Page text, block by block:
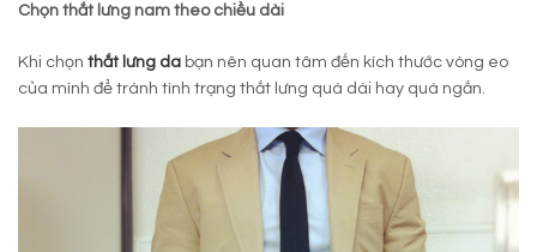
Chọn thắt lưng nam theo chiều dài
Khi chọn thắt lưng da bạn nên quan tâm đến kích thước vòng eo
của mình để tránh tình trạng thắt lưng quá dài hay quá ngắn.